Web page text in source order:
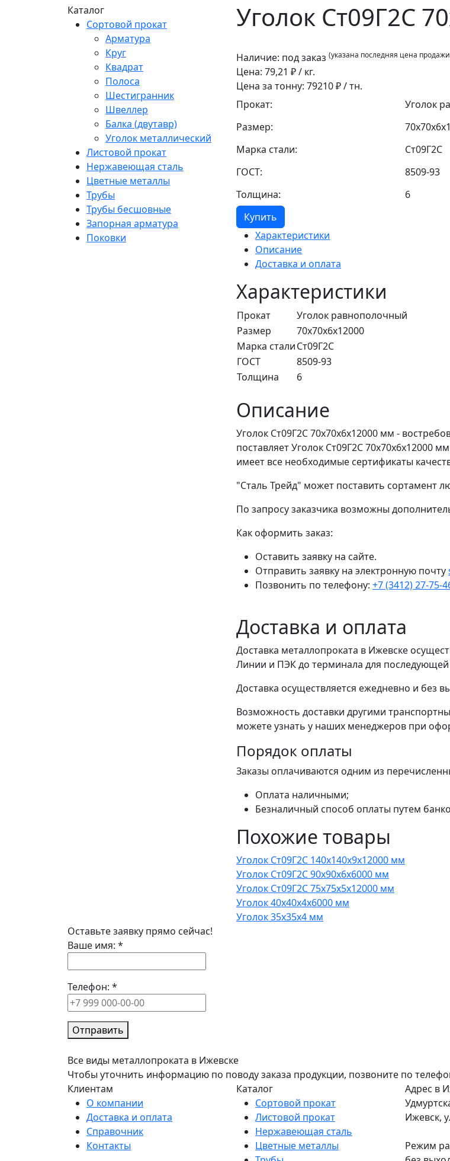
Каталог
Сортовой прокат
Арматура
Круг
Квадрат
Полоса
Шестигранник
Швеллер
Балка (двутавр)
Уголок металлический
Листовой прокат
Нержавеющая сталь
Цветные металлы
Трубы
Трубы бесшовные
Запорная арматура
Поковки
Уголок Ст09Г2С
Наличие: под заказ (указана последняя цена
Цена: 79,21 ₽ / кг.
Цена за тонну: 79210₽ / тн.
Прокат:
Уголок
Размер:
Марка стали:
Ст09Г2С
ГОСТ:
8509-93
Толщина:
6
Купить
Характеристики
Описание
Доставка и оплата
Характеристики
Прокат
Уголок равнополочный
Размер
70x70x6x12000
Марка сталиСт09Г2С
ГОСТ
8509-93
Толщина
6
Описание
Уголок Ст09Г2С 70x70x6x12000 мм -
поставляет Уголок Ст09Г2С
имеет все необходимые сертификаты
"Сталь Трейд" может поставить сортамент
По запросу заказчика возможны
Как оформить заказ:
Оставить заявку на сайте.
Отправить заявку на электронную почту
Позвонить по телефону: +7 (3412) 27-75-
Доставка и оплата
Доставка металлопроката в Ижевске
Линии и ПЭК до терминала для последующей
Доставка осуществляется ежедневно и без
Возможность доставки другими
можете узнать у наших менеджеров при
Порядок оплаты
Заказы оплачиваются одним из
Оплата наличными;
Безналичный способ оплаты путем
Похожие товары
Уголок Ст09Г2С 140x140x9x12000 мм
Уголок Ст09Г2С 90x90x6x6000 мм
Уголок Ст09Г2С 75x75x5x12000 мм
Уголок 40x40x4x6000 мм
Уголок 35x35x4 мм
Оставьте заявку прямо сейчас!
Ваше имя: *
Телефон: *
Отправить
Все виды металлопроката в Ижевске
Чтобы уточнить информацию по поводу заказа продукции, позвоните по
Клиентам
О компании
Доставка и оплата
Справочник
Контакты
Каталог
Сортовой прокат
Листовой прокат
Нержавеющая сталь
Цветные металлы
Адрес в
Ижевск,
Режим